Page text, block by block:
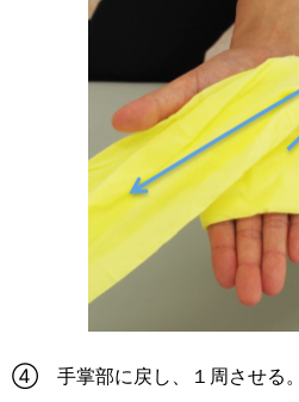
④ 手掌部に戻し、１周させる。